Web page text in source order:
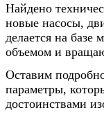
Найдено
новые насосы,
делается на
объемом и
Оставим
параметры,
достоинствами